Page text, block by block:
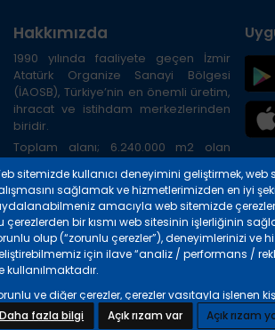
Hakkımızda
1990 yılında faaliyete geçen İzmir
Atatürk Organize Sanayi Bölgesi
(İAOSB), Türkiye’nin en önemli üretim,
ihracat ve istihdam merkezlerinden
biridir.
Toplam alanı; 6.240.000 m2 olan
Limanına 20 km, Havalimanına 45 km,
TIR gümrüğüne 8 km. uzaklıktadır.
Bölgenin çevre yolu ile havalimanı,
otogar, liman ve şehir merkezine
bağlantısı mevcuttur.
Copyright © 2024 İAOSB. Tüm hakları
sitemizde kullanıcı deneyimini geliştirmek, web
sağlamak ve hizmetlerimizden en iyi
amacıyla web sitemizde
çerezlerden bir kısmı web sitesinin işlerliğinin
olup (“zorunlu çerezler”), deneyimlerinizi ve
için ilave “analiz / performans /
kullanılmaktadır.
ve diğer çerezler, çerezler vasıtayla işlenen
kişisel verilerin işlenmesi hakkında detaylı bilgileri
Verilerin Korunması Hakkında Bilgilendirme
Daha fazla bilgi Açık rızam var Açık rızam